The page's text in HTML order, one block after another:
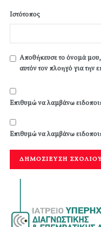
Ιστότοπος
Αποθήκευσε το όνομά
αυτόν τον πλοηγό για
Επιθυμώ να λαμβάνω
Επιθυμώ να λαμβάνω